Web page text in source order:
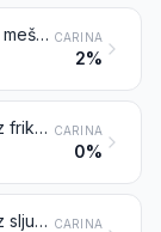
Predelana azbestna vlakna; mešanice na osnovi azbesta ali na osnovi azbesta in magnezijevega karbonata; izdelki iz teh mešanic ali iz azbesta (npr. preja, tkanine, oblačila, pokrivala, obutev, tesnila), ojačeni ali neojačeni, razen izdelkov iz tarifne številke 6811 ali 6813 CARINA
2%
Frikcijski material in izdelki iz frikcijskega materiala (npr. plošče, zvitki, trakovi, segmenti, koluti, tesnila, obloge), nemontirani, za zavore, sklopke ali podobno, na osnovi azbesta, drugih mineralnih materialov ali celuloze, kombinirani ali ne s tekstilom ali drugimi materiali CARINA
0%
Sljuda, obdelana in izdelki iz sljude, vključno z aglomerirano ali rekonstruirano sljudo, na podlagi ali brez podlage iz papirja, kartona ali drugih materialov CARINA